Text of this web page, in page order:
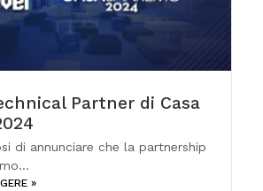
Partner di Casa
di annunciare che la partnership
»